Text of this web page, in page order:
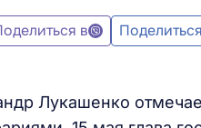
в
Лукашенко